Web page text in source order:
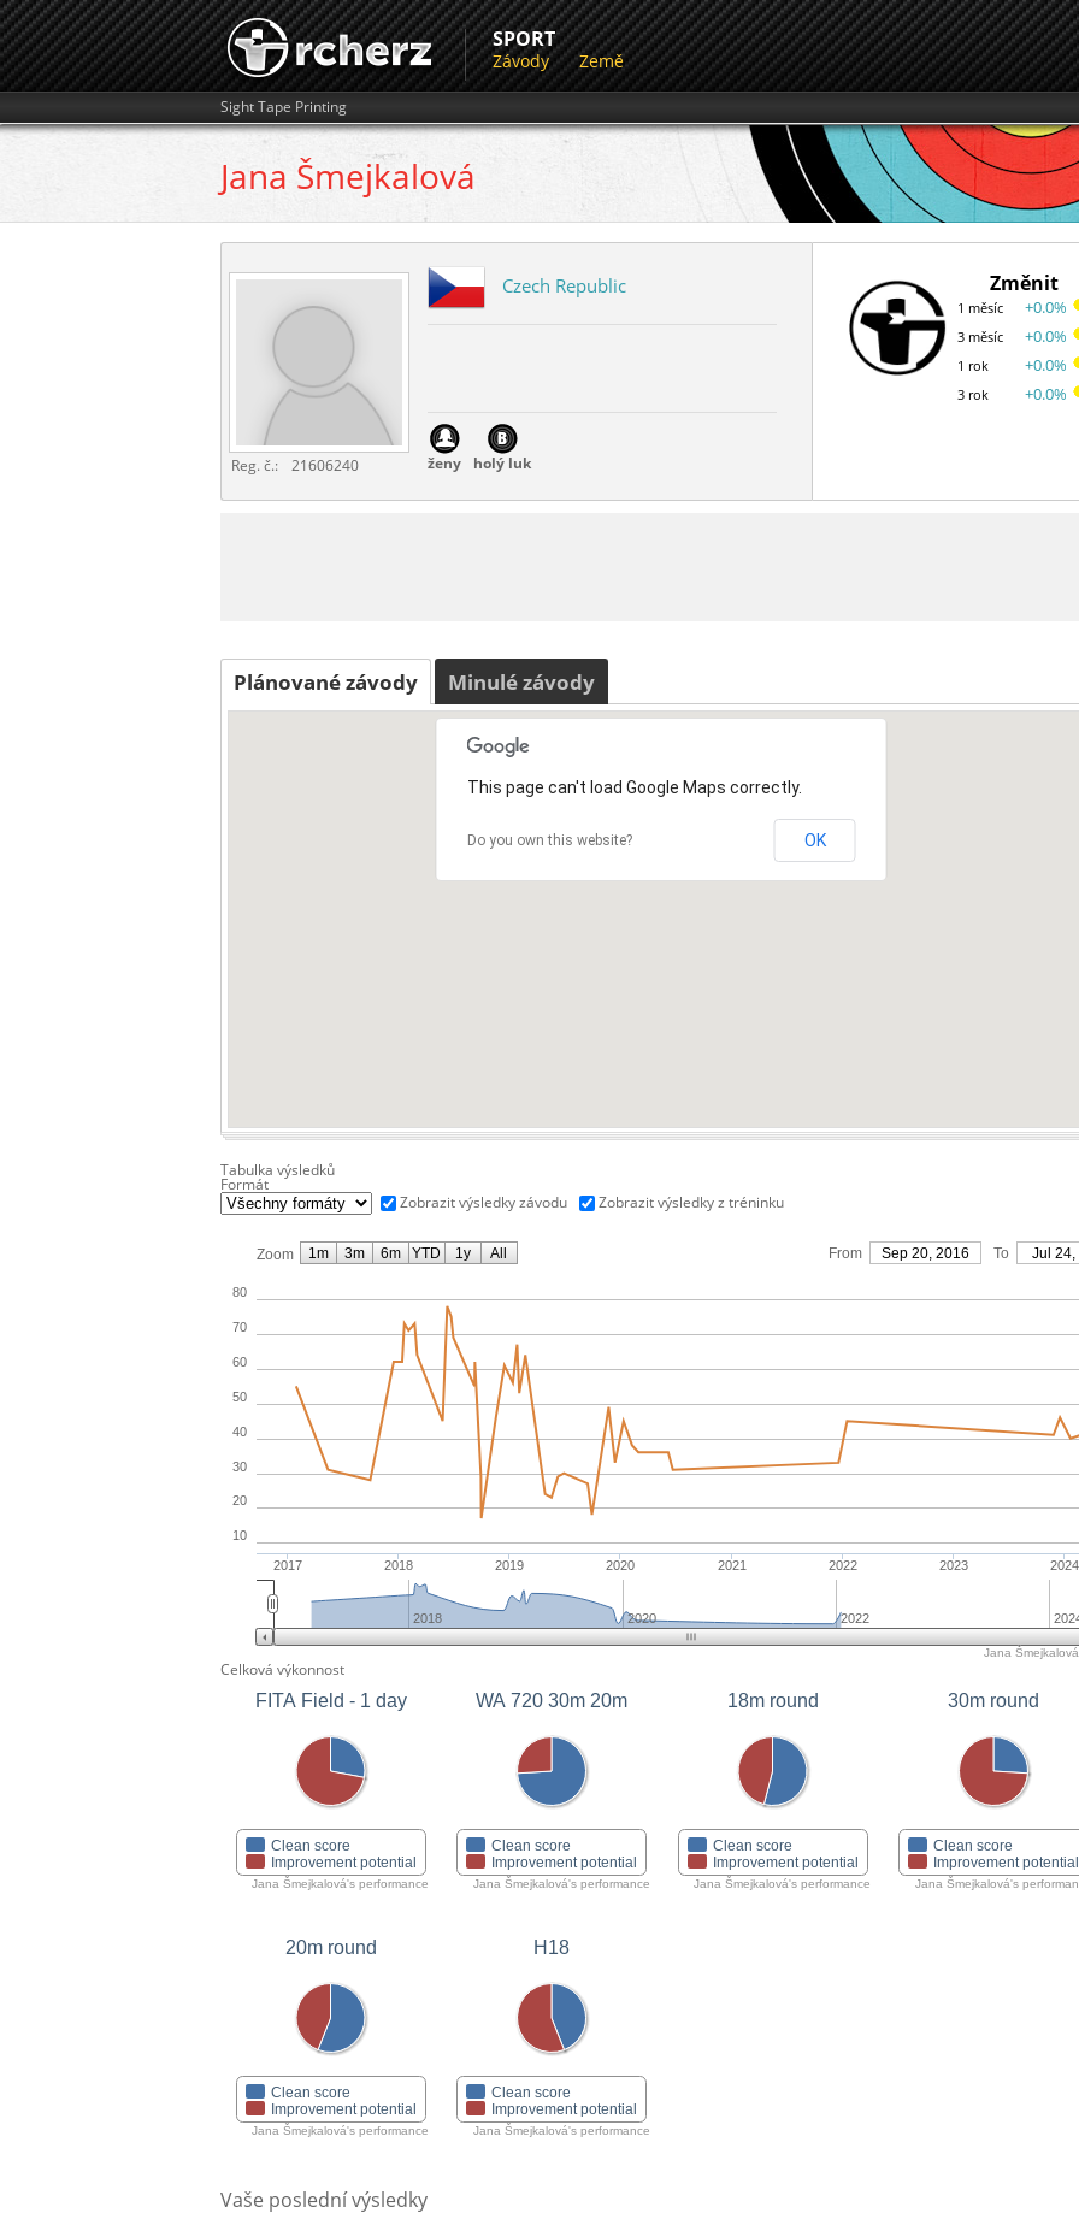
SPORT
Závody Země
Sight Tape Printing
Jana Šmejkalová
Reg. č.: 21606240
Czech Republic
ženy holý luk
Změnit
1 měsíc
3 měsíc
1 rok
3 rok
+0.0%
+0.0%
+0.0%
+0.0%
Plánované závody Minulé závody
This page can't load Google Maps correctly.
Do you own this website? OK
Tabulka výsledků
Formát
Zobrazit výsledky závodu
Zobrazit výsledky z tréninku
Zoom From Sep 20, 2016 To Jul 24,
2017 2018 2019 2020 2021 2022 2023 2024
10
20
30
40
50
60
70
80
2018 2020 2022
1m 3m 6m YTD 1y All
Jana
Celková výkonnost
FITA Field - 1 day
Clean score
Improvement potential
Jana Šmejkalová's performance
WA 720 30m 20m
Clean score
Improvement potential
Jana Šmejkalová's performance
18m round
Clean score
Improvement potential
Jana Šmejkalová's performance
30m round
Clean score
Improvement potential
Jana Šmejkalová's
20m round
Clean score
Improvement potential
Jana Šmejkalová's performance
H18
Clean score
Improvement potential
Jana Šmejkalová's performance
Vaše poslední výsledky